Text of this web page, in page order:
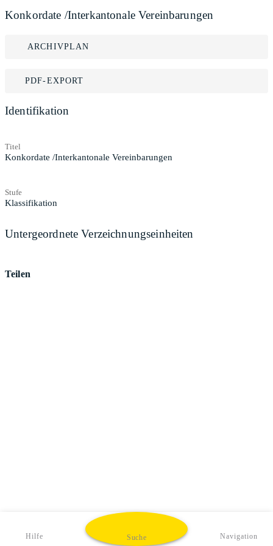
Konkordate /Interkantonale Vereinbarungen
ARCHIVPLAN
PDF-EXPORT
Identifikation
Titel
Konkordate /Interkantonale Vereinbarungen
Stufe
Klassifikation
Untergeordnete Verzeichnungseinheiten
Teilen
Hilfe Suche Navigation